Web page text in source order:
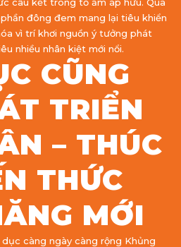
đông đem mang lại tiêu khiển
vì trí khơi nguồn ý tưởng phát
nhiều nhân kiệt mới nổi.
CŨNG
TRIỂN
– THÚC
THỨC
MỚI
càng ngày càng rộng Khủng